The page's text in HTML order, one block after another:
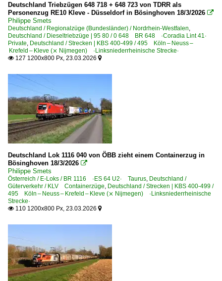
Deutschland Triebzügen 648 718 + 648 723 von TDRR als
Personenzug RE10 Kleve - Düsseldorf in Bösinghoven 18/3/2026 
Philippe Smets
Deutschland / Regionalzüge (Bundesländer) / Nordrhein-Westfalen,
Deutschland / Dieseltriebzüge | 95 80 / 0 648 BR 648 ·Coradia Lint 41·
Private, Deutschland / Strecken | KBS 400-499 / 495 Köln – Neuss –
Krefeld – Kleve (⨯ Nijmegen) ·Linksniederrheinische Strecke·
 127 1200x800 Px, 23.03.2026 
Deutschland Lok 1116 040 von ÖBB zieht einem Containerzug in
Bösinghoven 18/3/2026 
Philippe Smets
Österreich / E-Loks / BR 1116 ·ES 64 U2· Taurus, Deutschland /
Güterverkehr / KLV Containerzüge, Deutschland / Strecken | KBS 400-499 /
495 Köln – Neuss – Krefeld – Kleve (⨯ Nijmegen) ·Linksniederrheinische
Strecke·
 110 1200x800 Px, 23.03.2026 